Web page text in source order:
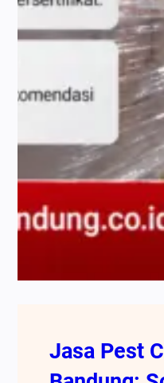
Jasa Pest